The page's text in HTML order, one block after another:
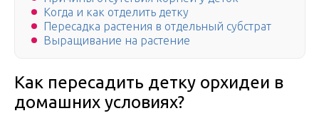
Когда и как отделить детку
Пересадка растения в отдельный субстрат
Выращивание на растение
Как пересадить детку орхидеи в
домашних условиях?